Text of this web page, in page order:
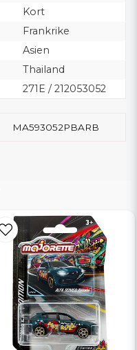
Kort
Frankrike
Asien
Thailand
271E / 212053052
MA593052PBARB